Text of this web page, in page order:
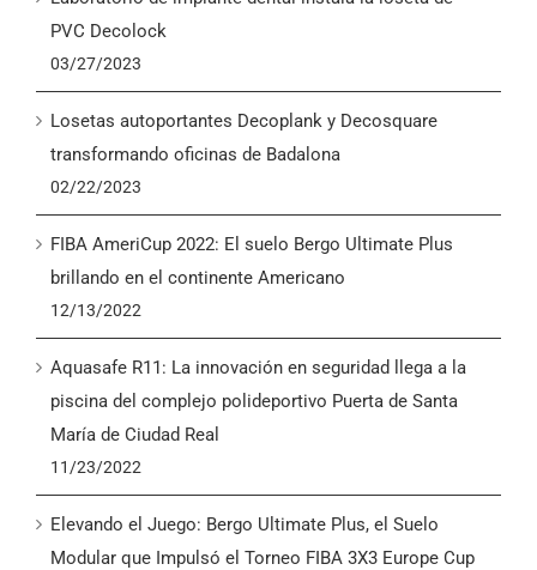
PVC Decolock
03/27/2023
Losetas autoportantes Decoplank y Decosquare
transformando oficinas de Badalona
02/22/2023
FIBA AmeriCup 2022: El suelo Bergo Ultimate Plus
brillando en el continente Americano
12/13/2022
Aquasafe R11: La innovación en seguridad llega a la
piscina del complejo polideportivo Puerta de Santa
María de Ciudad Real
11/23/2022
Elevando el Juego: Bergo Ultimate Plus, el Suelo
Modular que Impulsó el Torneo FIBA 3X3 Europe Cup